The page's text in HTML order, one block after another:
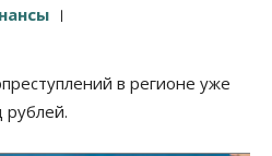
в регионе уже
рублей.